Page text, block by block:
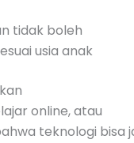
tidak boleh
usia anak
online, atau
teknologi bisa